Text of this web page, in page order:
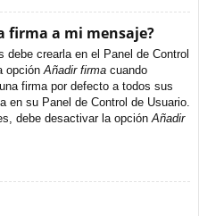
firma a mi mensaje?
crearla en el Panel de Control
opción Añadir firma cuando
firma por defecto a todos sus
en su Panel de Control de Usuario.
debe desactivar la opción Añadir